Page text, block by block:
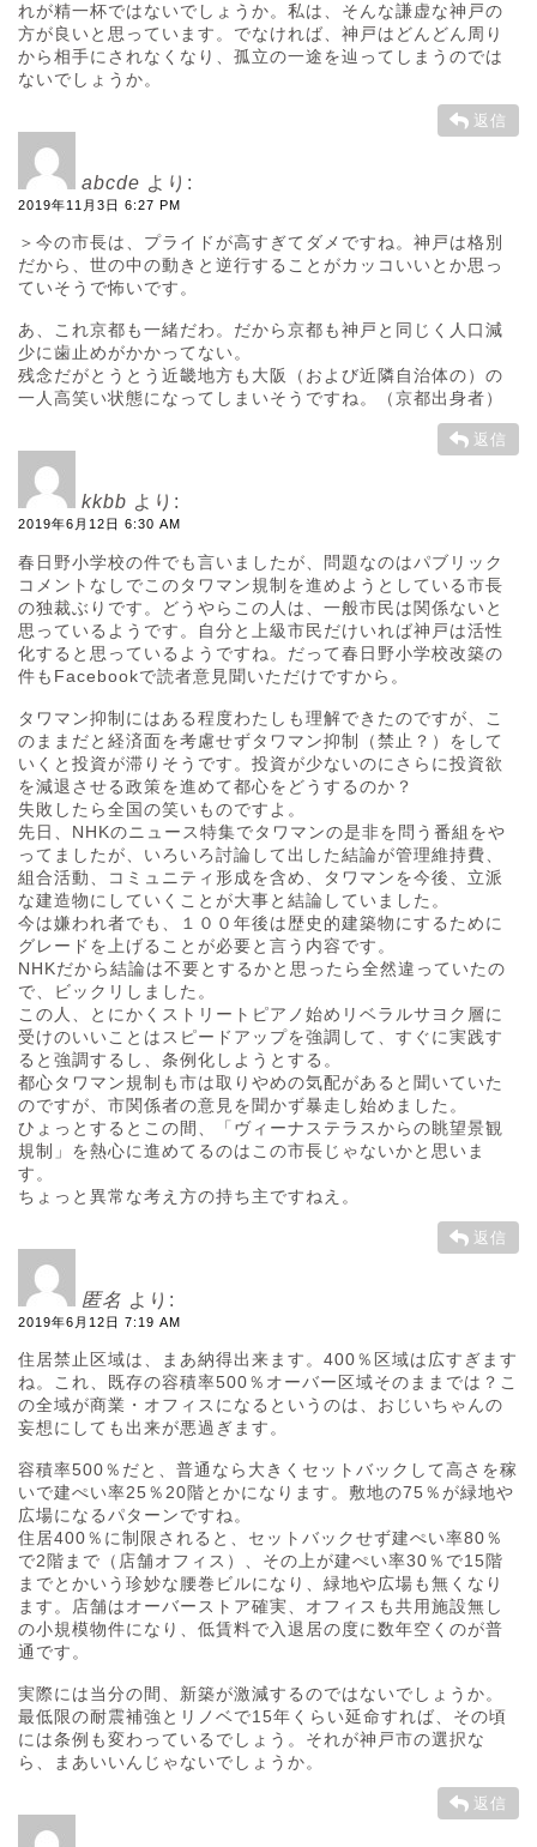
れが精一杯ではないでしょうか。私は、そんな謙虚な神戸の
方が良いと思っています。でなければ、神戸はどんどん周り
から相手にされなくなり、孤立の一途を辿ってしまうのでは
ないでしょうか。
返信
abcde より:
2019年11月3日 6:27 PM
＞今の市長は、プライドが高すぎてダメですね。神戸は格別
だから、世の中の動きと逆行することがカッコいいとか思っ
ていそうで怖いです。
あ、これ京都も一緒だわ。だから京都も神戸と同じく人口減
少に歯止めがかかってない。
残念だがとうとう近畿地方も大阪（および近隣自治体の）の
一人高笑い状態になってしまいそうですね。（京都出身者）
返信
kkbb より:
2019年6月12日 6:30 AM
春日野小学校の件でも言いましたが、問題なのはパブリック
コメントなしでこのタワマン規制を進めようとしている市長
の独裁ぶりです。どうやらこの人は、一般市民は関係ないと
思っているようです。自分と上級市民だけいれば神戸は活性
化すると思っているようですね。だって春日野小学校改築の
件もFacebookで読者意見聞いただけですから。
タワマン抑制にはある程度わたしも理解できたのですが、こ
のままだと経済面を考慮せずタワマン抑制（禁止？）をして
いくと投資が滞りそうです。投資が少ないのにさらに投資欲
を減退させる政策を進めて都心をどうするのか？
失敗したら全国の笑いものですよ。
先日、NHKのニュース特集でタワマンの是非を問う番組をや
ってましたが、いろいろ討論して出した結論が管理維持費、
組合活動、コミュニティ形成を含め、タワマンを今後、立派
な建造物にしていくことが大事と結論していました。
今は嫌われ者でも、１００年後は歴史的建築物にするために
グレードを上げることが必要と言う内容です。
NHKだから結論は不要とするかと思ったら全然違っていたの
で、ビックリしました。
この人、とにかくストリートピアノ始めリベラルサヨク層に
受けのいいことはスピードアップを強調して、すぐに実践す
ると強調するし、条例化しようとする。
都心タワマン規制も市は取りやめの気配があると聞いていた
のですが、市関係者の意見を聞かず暴走し始めました。
ひょっとするとこの間、「ヴィーナステラスからの眺望景観
規制」を熱心に進めてるのはこの市長じゃないかと思いま
す。
ちょっと異常な考え方の持ち主ですねえ。
返信
匿名 より:
2019年6月12日 7:19 AM
住居禁止区域は、まあ納得出来ます。400％区域は広すぎます
ね。これ、既存の容積率500％オーバー区域そのままでは？こ
の全域が商業・オフィスになるというのは、おじいちゃんの
妄想にしても出来が悪過ぎます。
容積率500％だと、普通なら大きくセットバックして高さを稼
いで建ぺい率25％20階とかになります。敷地の75％が緑地や
広場になるパターンですね。
住居400％に制限されると、セットバックせず建ぺい率80％
で2階まで（店舗オフィス）、その上が建ぺい率30％で15階
までとかいう珍妙な腰巻ビルになり、緑地や広場も無くなり
ます。店舗はオーバーストア確実、オフィスも共用施設無し
の小規模物件になり、低賃料で入退居の度に数年空くのが普
通です。
実際には当分の間、新築が激減するのではないでしょうか。
最低限の耐震補強とリノベで15年くらい延命すれば、その頃
には条例も変わっているでしょう。それが神戸市の選択な
ら、まあいいんじゃないでしょうか。
返信